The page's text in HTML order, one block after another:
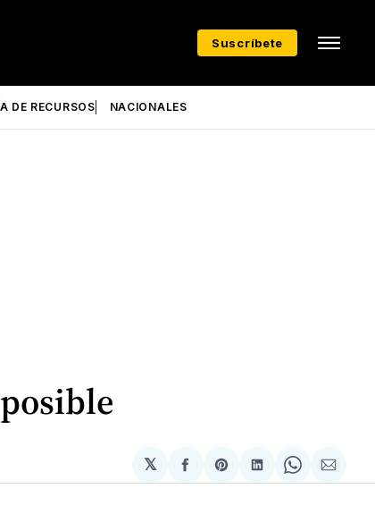
Suscríbete
DE RECURSOS NACIONALES
𝕏
Compartir
en
Share
on
Compartir
en
Share
on
via